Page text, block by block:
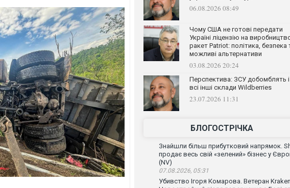
06.08.2026 08:49
Чому США не готові передати
Україні ліцензію на
ракет Patriot: політика, безпека
можливі альтернативи
03.08.2026 20:24
Перспектива: ЗСУ добомблять і
всі інші склади Wildberries
23.07.2026 11:31
БЛОГОСТРІЧКА
Знайшли більш прибутковий напрямок.
продає весь свій «зелений» бізнес у
(NV)
07.08.2026, 05:31
Убивство Ігоря Комарова. Ветеран Kraken